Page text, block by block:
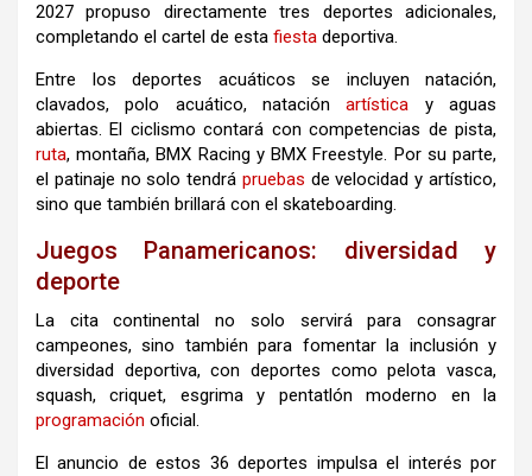
2027 propuso directamente tres deportes adicionales,
completando el cartel de esta fiesta deportiva.
Entre los deportes acuáticos se incluyen natación,
clavados, polo acuático, nataciónartística y aguas
abiertas. El ciclismo contará con competencias de pista,
ruta, montaña, BMX Racing y BMX Freestyle. Por su parte,
el patinaje no solo tendrá pruebas de velocidad y artístico,
sino que también brillará con el skateboarding.
Juegos Panamericanos: diversidad y
deporte
La cita continental no solo servirá para consagrar
campeones, sino también para fomentar la inclusión y
diversidad deportiva, con deportes como pelota vasca,
squash, criquet, esgrima y pentatlón moderno en la
programación oficial.
El anuncio de estos 36 deportes impulsa el interés por